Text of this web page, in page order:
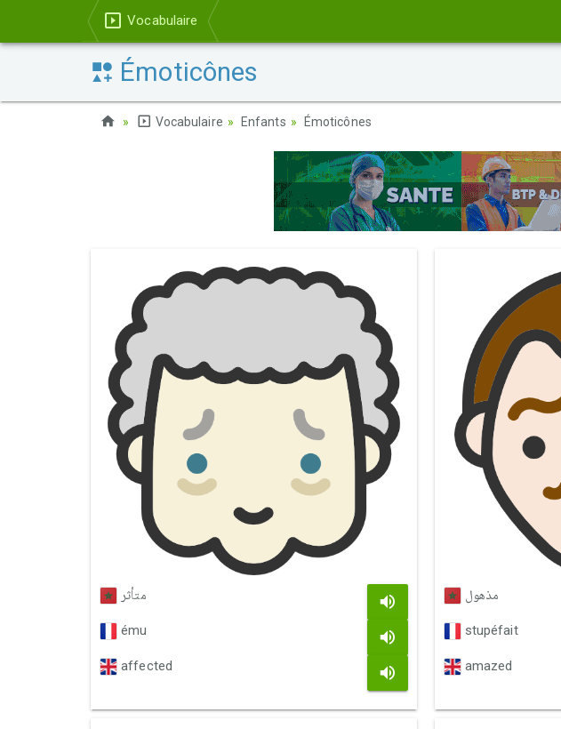
Vocabulaire
Émoticônes
Vocabulaire Enfants Émoticônes
متأثر
ému
affected
مذهول
stupéfait
amazed